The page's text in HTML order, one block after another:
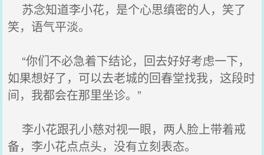
苏念知道李小花，是个心思缜密的人，笑了
笑，语气平淡。
“你们不必急着下结论，回去好好考虑一下，
如果想好了，可以去老城的回春堂找我，这段时
间，我都会在那里坐诊。”
李小花跟孔小慈对视一眼，两人脸上带着戒
备，李小花点点头，没有立刻表态。